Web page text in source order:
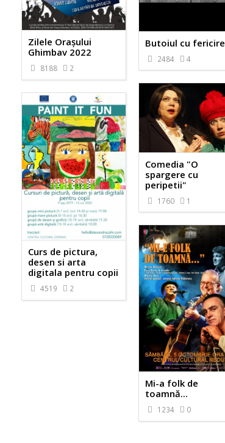
Zilele Orașului
Ghimbav 2022
8188 2
Butoiul cu fericire
2484 4
Comedia "O
spargere cu
peripetii"
1760 1
Curs de pictura,
desen si arta
digitala pentru copii
4519 2
Mi-a folk de
toamnă...
1234 0